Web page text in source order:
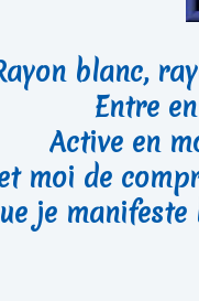
blanc,
Entre
Active en
moi de
je manifeste